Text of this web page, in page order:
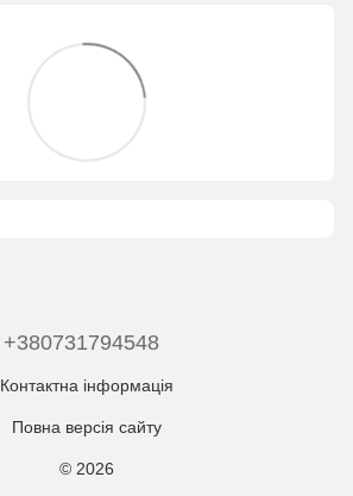
+380731794548
Контактна інформація
Повна версія сайту
© 2026